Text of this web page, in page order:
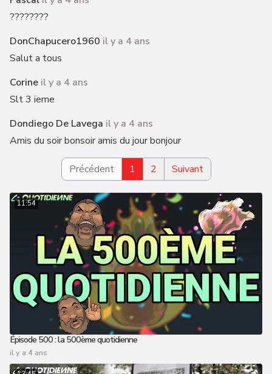
????????
DonChapucero1960 il y a 4 ans
Salut a tous
Corine il y a 4 ans
Slt 3 ieme
Dondiego De Lavega il y a 4 ans
Amis du soir bonsoir amis du jour bonjour
Précédent 1 2 Suivant
11:54
Épisode 500 : la 500ème quotidienne
il y a 4 ans